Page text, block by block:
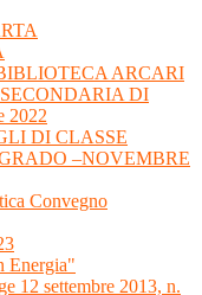
ARCARI
DI
2022
DI CLASSE
–NOVEMBRE
Convegno
Energia"
12 settembre 2013, n.